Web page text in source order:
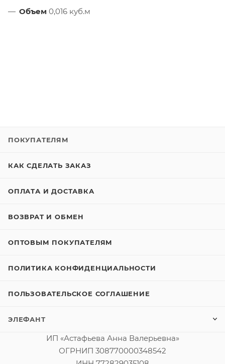
Объем 0,016 куб.м
ПОКУПАТЕЛЯМ
КАК СДЕЛАТЬ ЗАКАЗ
ОПЛАТА И ДОСТАВКА
ВОЗВРАТ И ОБМЕН
ОПТОВЫМ ПОКУПАТЕЛЯМ
ПОЛИТИКА КОНФИДЕНЦИАЛЬНОСТИ
ПОЛЬЗОВАТЕЛЬСКОЕ СОГЛАШЕНИЕ
ЭЛЕФАНТ
ИП «Астафьева Анна Валерьевна»
ОГРНИП 308770000348542